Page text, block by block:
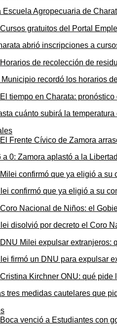
Escuela Agropecuaria de
abrió inscripciones a
Municipio recordó los horarios
cuánto subirá la
a 0: Zamora aplastó a la
confirmó que ya eligió a su
disolvió por decreto el Coro
firmó un DNU para expulsar
tres medidas cautelares que